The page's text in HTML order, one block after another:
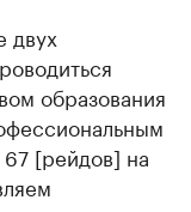
двух
образования
[рейдов] на